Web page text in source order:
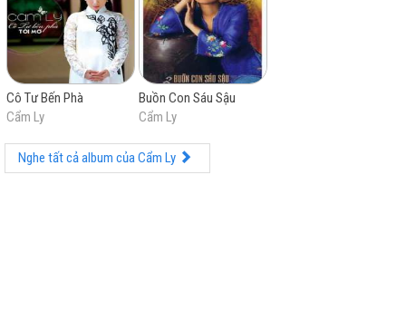
Cô Tư Bến Phà
Cẩm Ly
Buồn Con Sáu Sậu
Cẩm Ly
Nghe tất cả album của Cẩm Ly